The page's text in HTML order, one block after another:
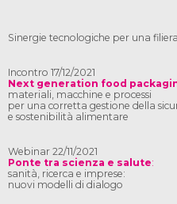
Sinergie tecnologiche per una
Incontro 17/12/2021
Next generation food
materiali, macchine e processi
per una corretta gestione della
e sostenibilità alimentare
Webinar 22/11/2021
Ponte tra scienza e salute:
sanità, ricerca e imprese:
nuovi modelli di dialogo